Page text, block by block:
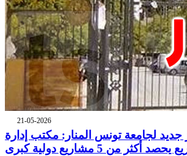
21-05-2026
جديد لجامعة تونس المنار: مكتب إدارة
أكثر من 5 مشاريع دولية كبرى